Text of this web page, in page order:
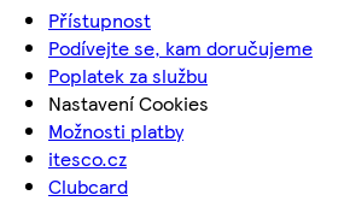
Přístupnost
Podívejte se, kam doručujeme
Poplatek za službu
Nastavení Cookies
Možnosti platby
itesco.cz
Clubcard